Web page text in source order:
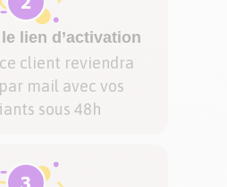
lien d’activation
client reviendra
mail avec vos
sous 48h